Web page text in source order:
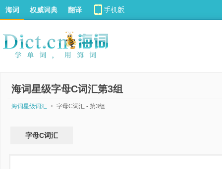
海词 权威词典 翻译
海词星级字母C词汇第3组
海词星级词汇 > 字母C词汇 - 第3组
字母C词汇